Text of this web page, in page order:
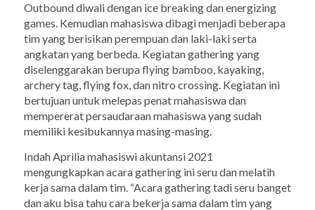
Outbound diwali denganice breakingdanenergizing
games. Kemudian mahasiswa dibagi menjadi beberapa
tim yang berisikan perempuan dan laki-laki serta
angkatan yang berbeda. Kegiatangatheringyang
diselenggarakan berupaflying bamboo, kayaking,
archery tag,flying fox, dan nitro crossing.Kegiatan ini
bertujuan untuk melepas penat mahasiswa dan
mempererat persaudaraan mahasiswa yang sudah
memiliki kesibukannya masing-masing.
Indah Aprilia mahasiswi akuntansi 2021
mengungkapkan acaragathering ini seru dan melatih
kerja sama dalam tim. “Acaragatheringtadi seru banget
dan aku bisa tahu cara bekerja sama dalam tim yang